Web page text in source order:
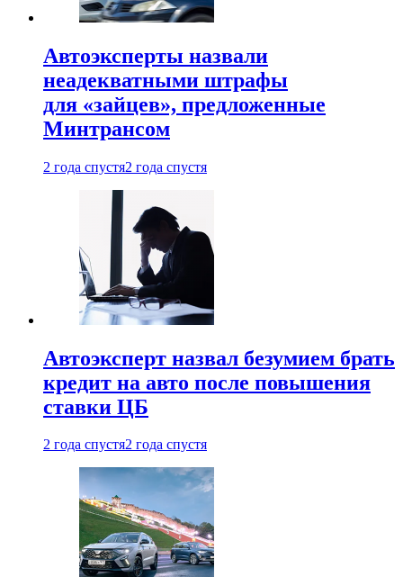
Автоэксперты назвали
неадекватными штрафы
для «зайцев», предложенные
Минтрансом
2 года спустя2 года спустя
Автоэксперт назвал безумием брать
кредит на авто после повышения
ставки ЦБ
2 года спустя2 года спустя